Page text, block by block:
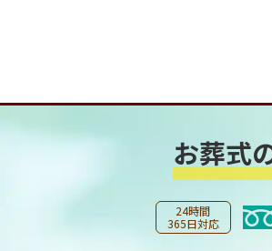
お葬式
24時間
365日対応